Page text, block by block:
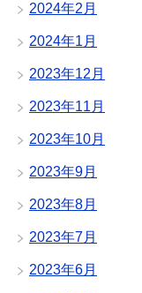
2024年2月
2024年1月
2023年12月
2023年11月
2023年10月
2023年9月
2023年8月
2023年7月
2023年6月